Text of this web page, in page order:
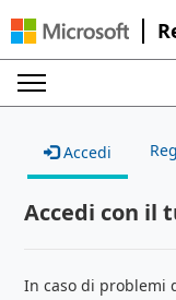
Accedi
Accedi con il
In caso di problemi